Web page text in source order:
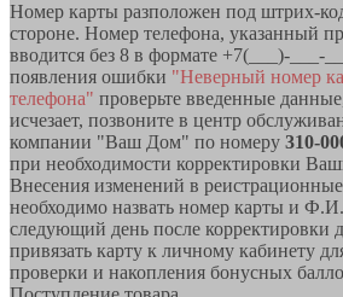
Номер карты разположен под штрих-
стороне. Номер телефона, указанный
вводится без 8 в формате +7(___)-___-
появления ошибки "Неверный номер
телефона" проверьте введенные
исчезает, позвоните в центр
компании "Ваш Дом" по номеру 310-
при необходимости корректировки
Внесения изменений в
необходимо назвать номер карты и
следующий день после
привязать карту к личному кабинету
проверки и накопления бонусных